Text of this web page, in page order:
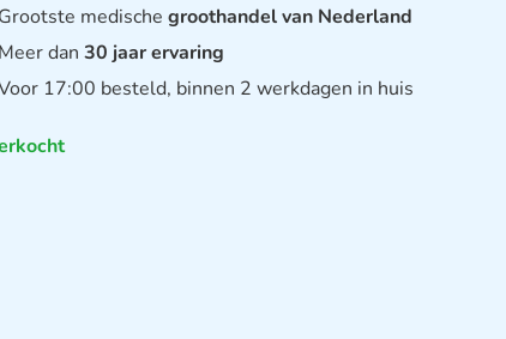
Grootste medischegroothandel van Nederland
Meer dan30 jaar ervaring
17:00 besteld, binnen 2 werkdagen in huis